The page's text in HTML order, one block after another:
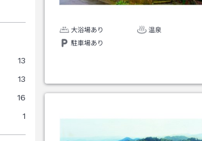
13
13
16
1
大浴場あり
温泉
駐車場あり